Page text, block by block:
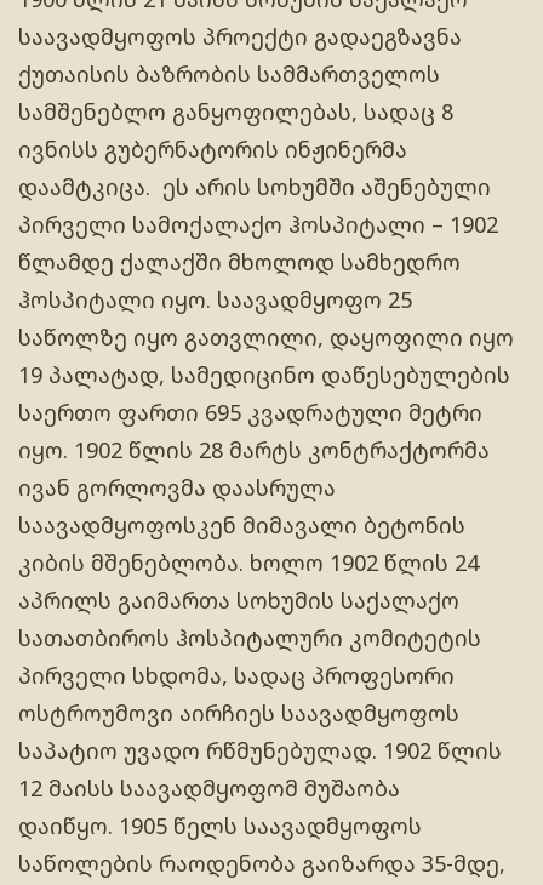
საავადმყოფოს პროექტი გადაეგზავნა
ქუთაისის ბაზრობის სამმართველოს
სამშენებლო განყოფილებას, სადაც 8
ივნისს გუბერნატორის ინჟინერმა
დაამტკიცა. ეს არის სოხუმში აშენებული
პირველი სამოქალაქო ჰოსპიტალი – 1902
წლამდე ქალაქში მხოლოდ სამხედრო
ჰოსპიტალი იყო. საავადმყოფო 25
საწოლზე იყო გათვლილი, დაყოფილი იყო
19 პალატად, სამედიცინო დაწესებულების
საერთო ფართი 695 კვადრატული მეტრი
იყო. 1902 წლის 28 მარტს კონტრაქტორმა
ივან გორლოვმა დაასრულა
საავადმყოფოსკენ მიმავალი ბეტონის
კიბის მშენებლობა. ხოლო 1902 წლის 24
აპრილს გაიმართა სოხუმის საქალაქო
სათათბიროს ჰოსპიტალური კომიტეტის
პირველი სხდომა, სადაც პროფესორი
ოსტროუმოვი აირჩიეს საავადმყოფოს
საპატიო უვადო რწმუნებულად. 1902 წლის
12 მაისს საავადმყოფომ მუშაობა
დაიწყო. 1905 წელს საავადმყოფოს
საწოლების რაოდენობა გაიზარდა 35-მდე,